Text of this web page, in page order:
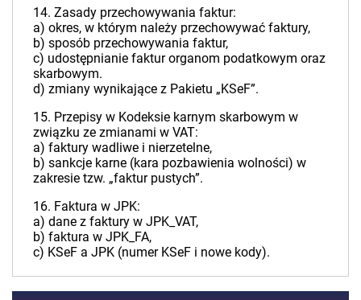
14. Zasady przechowywania faktur:
a) okres, w którym należy przechowywać faktury,
b) sposób przechowywania faktur,
c) udostępnianie faktur organom podatkowym oraz
skarbowym.
d) zmiany wynikające z Pakietu „KSeF”.
15. Przepisy w Kodeksie karnym skarbowym w
związku ze zmianami w VAT:
a) faktury wadliwe i nierzetelne,
b) sankcje karne (kara pozbawienia wolności) w
zakresie tzw. „faktur pustych”.
16. Faktura w JPK:
a) dane z faktury w JPK_VAT,
b) faktura w JPK_FA,
c) KSeF a JPK (numer KSeF i nowe kody).